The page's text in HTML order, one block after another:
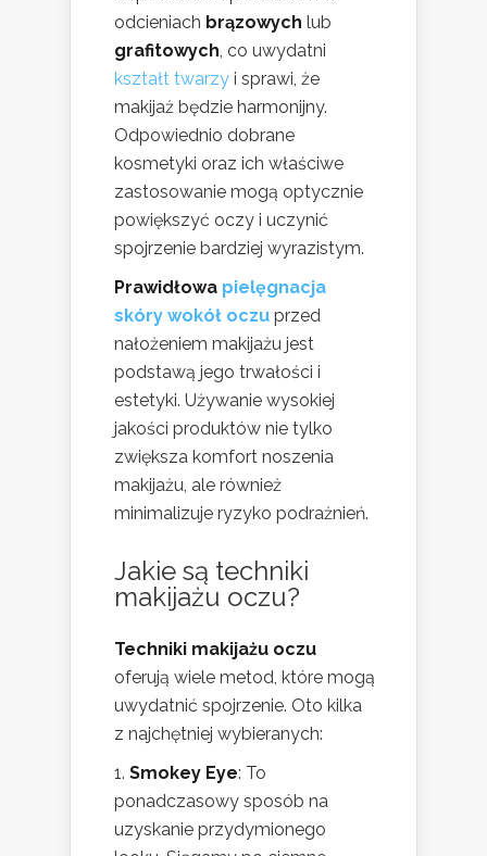
odcieniach brązowych lub
grafitowych , co uwydatni
kształt twarzy i sprawi, że
makijaż będzie harmonijny.
Odpowiednio dobrane
kosmetyki oraz ich właściwe
zastosowanie mogą optycznie
powiększyć oczy i uczynić
spojrzenie bardziej wyrazistym.
Prawidłowa pielęgnacja
skóry wokół oczu przed
nałożeniem makijażu jest
podstawą jego trwałości i
estetyki. Używanie wysokiej
jakości produktów nie tylko
zwiększa komfort noszenia
makijażu, ale również
minimalizuje ryzyko podrażnień.
Jakie są techniki
makijażu oczu?
Techniki makijażu oczu
oferują wiele metod, które mogą
uwydatnić spojrzenie. Oto kilka
z najchętniej wybieranych:
Smokey Eye: To
ponadczasowy sposób na
uzyskanie przydymionego